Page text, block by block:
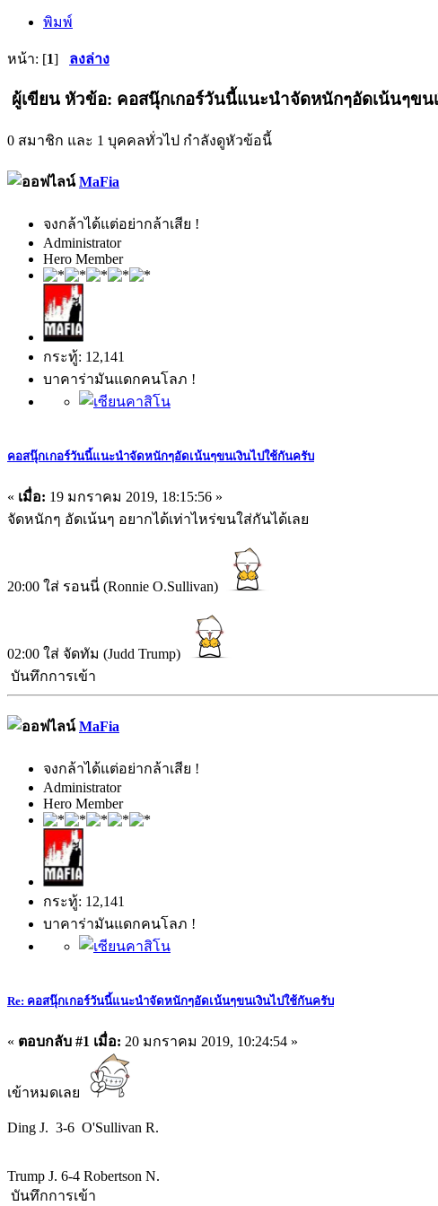
พิมพ์
หน้า: [1] ลงล่าง
ผู้เขียน หัวข้อ: คอสนุ๊กเกอร์วันนี้แนะนำจัดหนักๆอัดเน้นๆขน
0 สมาชิก และ 1 บุคคลทั่วไป กำลังดูหัวข้อนี้
MaFia
จงกล้าได้แต่อย่ากล้าเสีย !
Administrator
Hero Member
กระทู้: 12,141
บาคาร่ามันแดกคนโลภ !
คอสนุ๊กเกอร์วันนี้แนะนำจัดหนักๆอัดเน้นๆขนเงินไปใช้กันครับ
« เมื่อ: 19 มกราคม 2019, 18:15:56 »
จัดหนักๆ อัดเน้นๆ อยากได้เท่าไหร่ขนใส่กันได้เลย
20:00 ใส่ รอนนี่ (Ronnie O.Sullivan)
02:00 ใส่ จัดทัม (Judd Trump)
บันทึกการเข้า
MaFia
จงกล้าได้แต่อย่ากล้าเสีย !
Administrator
Hero Member
กระทู้: 12,141
บาคาร่ามันแดกคนโลภ !
Re: คอสนุ๊กเกอร์วันนี้แนะนำจัดหนักๆอัดเน้นๆขนเงินไปใช้กันครับ
« ตอบกลับ #1 เมื่อ: 20 มกราคม 2019, 10:24:54 »
เข้าหมดเลย
Ding J. 3-6 O'Sullivan R.
Trump J. 6-4 Robertson N.
บันทึกการเข้า